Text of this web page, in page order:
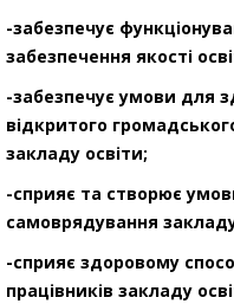
-забезпечує
забезпечення якості
-забезпечує умови для
відкритого
закладу освіти;
-сприяє та створює
самоврядування
-сприяє здоровому
працівників закладу